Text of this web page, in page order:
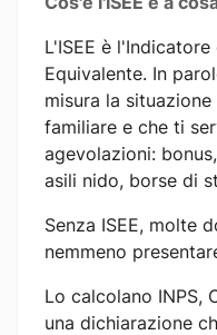
L'ISEE è
Equivalente. In
misura la
familiare e che ti
agevolazioni:
asili nido, borse di
Senza ISEE, molte
nemmeno
Lo calcolano INPS,
una dichiarazione